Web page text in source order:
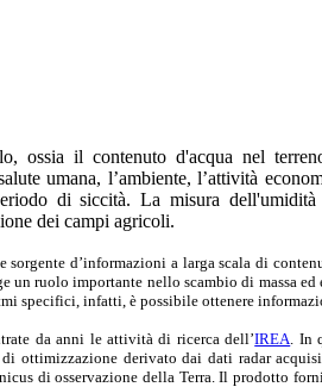
ossia il contenuto d'acqua nel
umana, l’ambiente, l’attività
di siccità. La misura
dei campi agricoli.
sorgente d’informazioni a larga scala di
ruolo importante nello scambio di massa ed
specifici, infatti, è possibile ottenere
da anni le attività di ricerca dell’IREA In
ottimizzazione derivato dai dati radar
di osservazione della Terra. Il prodotto